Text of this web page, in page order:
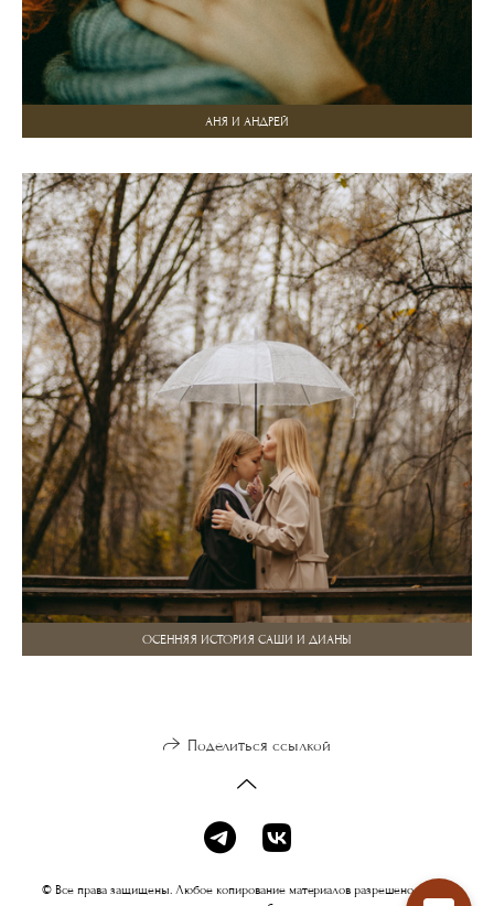
АНЯ И АНДРЕЙ
ОСЕННЯЯ ИСТОРИЯ САШИ И ДИАНЫ
Поделиться ссылкой
© Все права защищены. Любое копирование материалов разрешено только